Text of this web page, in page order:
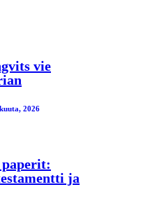
vie
2026
paperit:
ja